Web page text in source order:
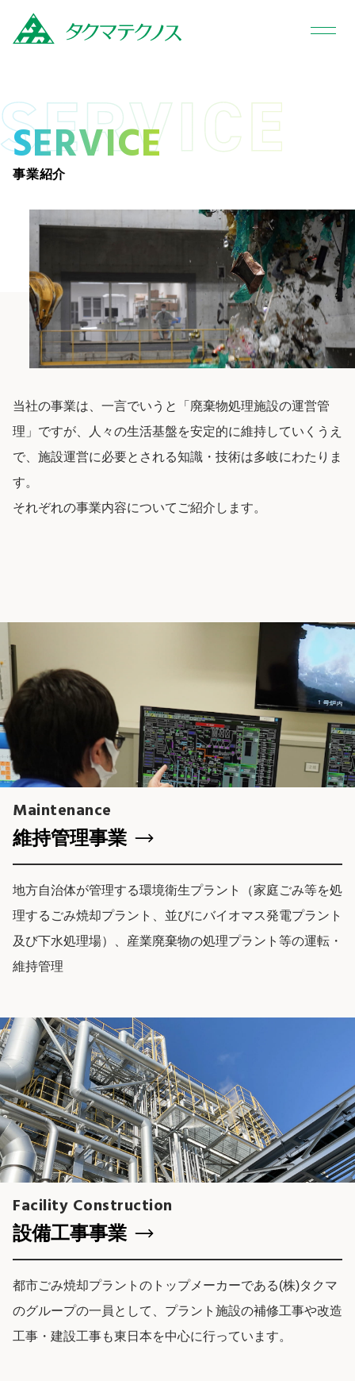
SERVICE
事業紹介
当社の事業は、一言でいうと「廃棄物処理施設の運営管
理」ですが、人々の生活基盤を安定的に維持していくうえ
で、施設運営に必要とされる知識・技術は多岐にわたりま
す。
それぞれの事業内容についてご紹介します。
Maintenance
維持管理事業
地方自治体が管理する環境衛生プラント（家庭ごみ等を処
理するごみ焼却プラント、並びにバイオマス発電プラント
及び下水処理場）、産業廃棄物の処理プラント等の運転・
維持管理
Facility Construction
設備⼯事事業
都市ごみ焼却プラントのトップメーカーである(株)タクマ
のグループの一員として、プラント施設の補修工事や改造
工事・建設工事も東日本を中心に行っています。